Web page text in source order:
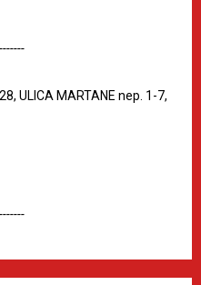
ULICA MARTANE nep. 1-7,